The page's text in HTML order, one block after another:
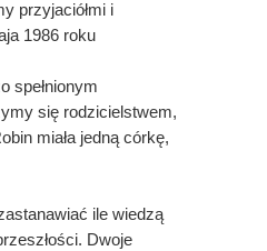
przyjaciółmi i
1986 roku
spełnionym
się rodzicielstwem,
miała jedną córkę,
ile wiedzą
Dwoje